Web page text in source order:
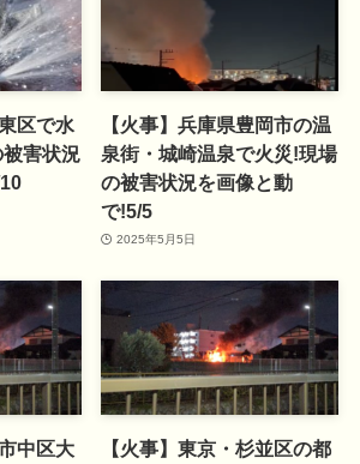
区で水
害状況
【火事】兵庫県豊岡市の温
泉街・城崎温泉で火災!現場
の被害状況を画像と動
で!5/5
2025年5月5日
中区大
【火事】東京・杉並区の都